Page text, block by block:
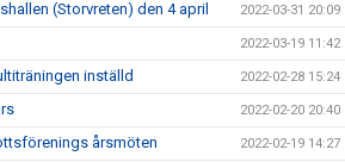
(Storvreten) den 4 april 2022-03-31 20:09
2022-03-19 11:42
inställd 2022-02-28 15:24
2022-02-20 20:40
årsmöten 2022-02-19 14:27